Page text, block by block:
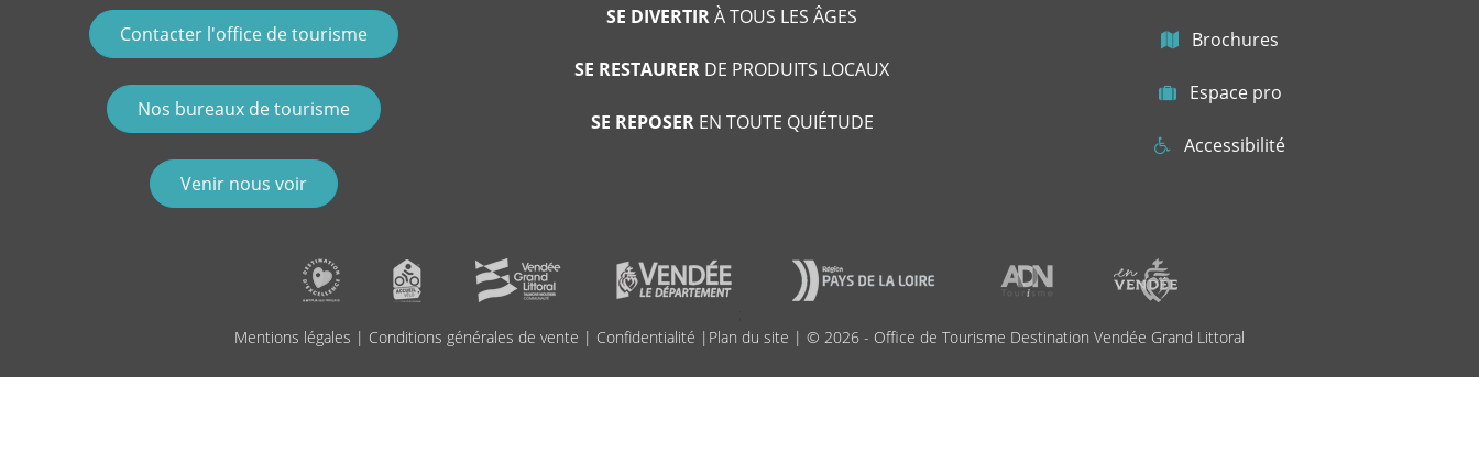
Contacter l'office de tourisme
Nos bureaux de tourisme
Venir nous voir
SE DIVERTIRÀ TOUS LES ÂGES
SE RESTAURER DE PRODUITS LOCAUX
SE REPOSEREN TOUTE QUIÉTUDE
Brochures
Espace pro
Accessibilité
Mentions légales | Conditions générales de vente | Confidentialité | Plan du site | © 2026 - Office de Tourisme Destination Vendée Grand Littoral